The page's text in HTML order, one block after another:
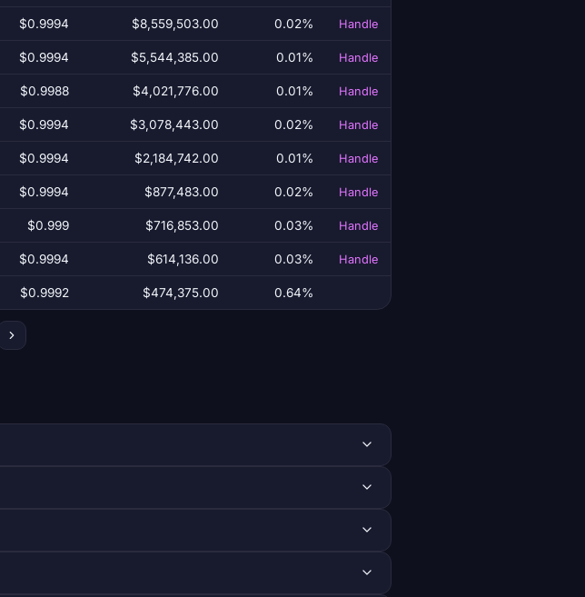
$0.9994 $8,559,503.00 0.02% Handle
$0.9994 $5,544,385.00 0.01% Handle
$0.9988 $4,021,776.00 0.01% Handle
$0.9994 $3,078,443.00 0.02% Handle
$0.9994 $2,184,742.00 0.01% Handle
$0.9994 $877,483.00 0.02% Handle
$0.999 $716,853.00 0.03% Handle
$0.9994 $614,136.00 0.03% Handle
$0.9992 $474,375.00 0.64%